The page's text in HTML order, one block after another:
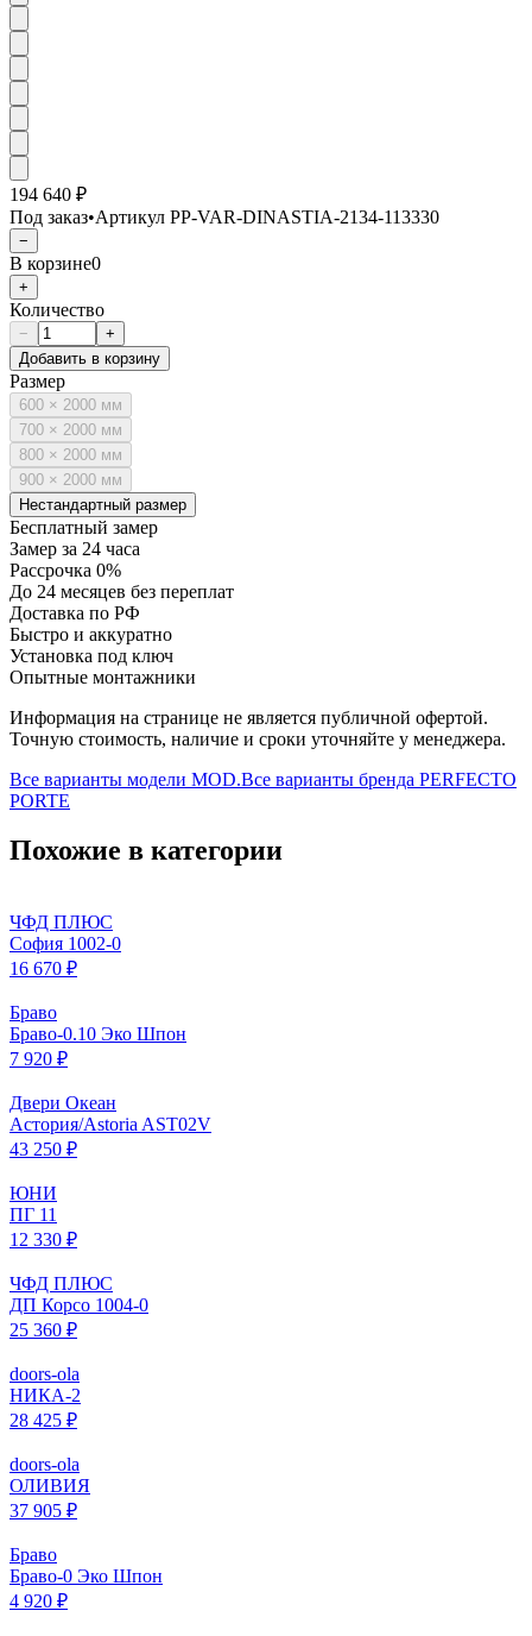
194 640 ₽
Под заказ•Артикул PP-VAR-DINASTIA-2134-113330
−
В корзине0
+
Количество
−
+
Добавить в корзину
Размер
600 × 2000 мм
700 × 2000 мм
800 × 2000 мм
900 × 2000 мм
Нестандартный размер
Бесплатный замер
Замер за 24 часа
Рассрочка 0%
До 24 месяцев без переплат
Доставка по РФ
Быстро и аккуратно
Установка под ключ
Опытные монтажники
Информация на странице не является публичной офертой.
Точную стоимость, наличие и сроки уточняйте у менеджера.
Все варианты модели MOD.Все варианты бренда PERFECTO
PORTE
Похожие в категории
ЧФД ПЛЮС
София 1002-0
16 670 ₽
Браво
Браво-0.10 Эко Шпон
7 920 ₽
Двери Океан
Астория/Astoria AST02V
43 250 ₽
ЮНИ
ПГ 11
12 330 ₽
ЧФД ПЛЮС
ДП Корсо 1004-0
25 360 ₽
doors-ola
НИКА-2
28 425 ₽
doors-ola
ОЛИВИЯ
37 905 ₽
Браво
Браво-0 Эко Шпон
4 920 ₽